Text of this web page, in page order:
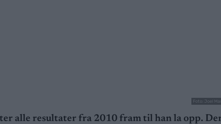
Foto: Joel
alle resultater fra 2010 fram til han la opp.